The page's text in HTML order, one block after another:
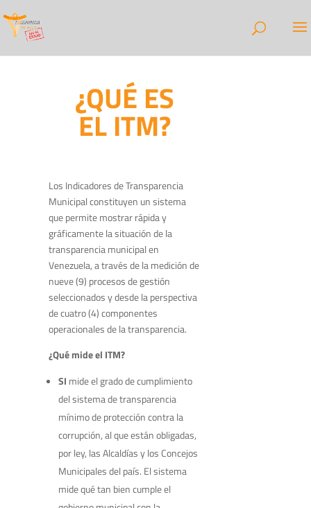
¿QUÉ ES
EL ITM?
Los Indicadores de Transparencia
Municipal constituyen un sistema
que permite mostrar rápida y
gráficamente la situación de la
transparencia municipal en
Venezuela, a través de la medición de
nueve (9) procesos de gestión
seleccionados y desde la perspectiva
de cuatro (4) componentes
operacionales de la transparencia.
¿Qué mide el ITM?
SI mide el grado de cumplimiento
del sistema de transparencia
mínimo de protección contra la
corrupción, al que están obligadas,
por ley, las Alcaldías y los Concejos
Municipales del país. El sistema
mide qué tan bien cumple el